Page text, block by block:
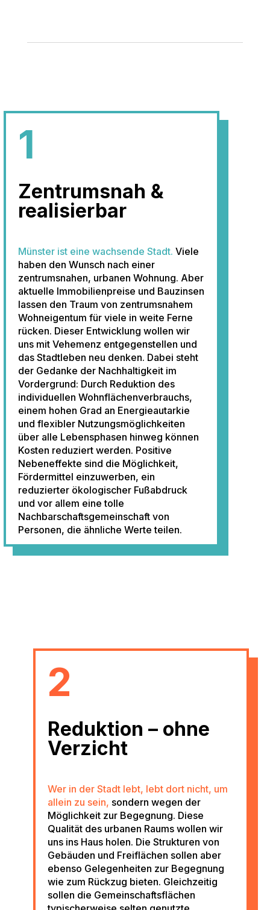
1
Zentrumsnah &
realisierbar
Münster ist eine wachsende Stadt. Viele
haben den Wunsch nach einer
zentrumsnahen, urbanen Wohnung. Aber
aktuelle Immobilienpreise und Bauzinsen
lassen den Traum von zentrumsnahem
Wohneigentum für viele in weite Ferne
rücken. Dieser Entwicklung wollen wir
uns mit Vehemenz entgegenstellen und
das Stadtleben neu denken. Dabei steht
der Gedanke der Nachhaltigkeit im
Vordergrund: Durch Reduktion des
individuellen Wohnflächenverbrauchs,
einem hohen Grad an Energieautarkie
und flexibler Nutzungsmöglichkeiten
über alle Lebensphasen hinweg können
Kosten reduziert werden. Positive
Nebeneffekte sind die Möglichkeit,
Fördermittel einzuwerben, ein
reduzierter ökologischer Fußabdruck
und vor allem eine tolle
Nachbarschaftsgemeinschaft von
Personen, die ähnliche Werte teilen.
2
Reduktion – ohne
Verzicht
Wer in der Stadt lebt, lebt dort nicht, um
allein zu sein, sondern wegen der
Möglichkeit zur Begegnung. Diese
Qualität des urbanen Raums wollen wir
uns ins Haus holen. Die Strukturen von
Gebäuden und Freiflächen sollen aber
ebenso Gelegenheiten zur Begegnung
wie zum Rückzug bieten. Gleichzeitig
sollen die Gemeinschaftsflächen